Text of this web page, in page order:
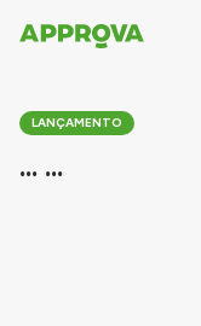
LANÇAMENTO
... ...